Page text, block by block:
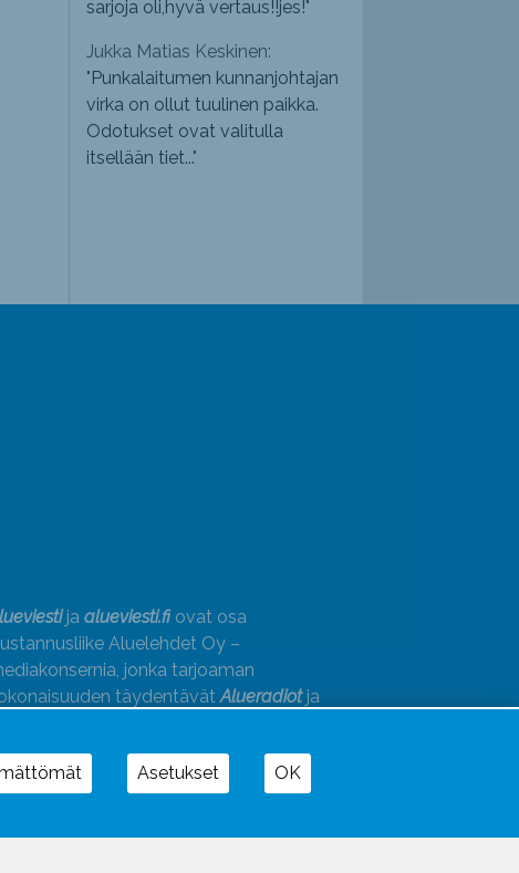
sarjoja oli,hyvä vertaus!!jes!"
Jukka Matias Keskinen:
" Punkalaitumen kunnanjohtajan
virka on ollut tuulinen paikka.
Odotukset ovat valitulla
itsellään tiet..."
ja alueviesti.fiovat osa
Aluelehdet Oy –
jonka tarjoaman
täydentävätAlueradiotja
Asetukset OK